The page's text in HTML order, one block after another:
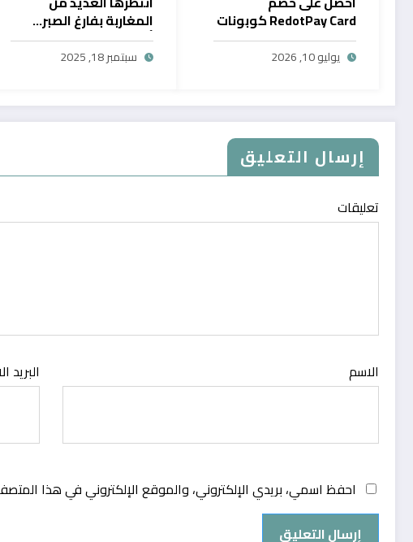
RedotPay Card كوبونات
حصرية
يوليو 10, 2026
المغاربة بفارغ الصبر…
أول خدمة رقمية تتيح
سحب الرصيد من بايبال
سبتمبر 18, 2025
إرسال التعليق
تعليقات
الاسم البريد
احفظ اسمي، بريدي الإلكتروني، والموقع الإلكتروني في هذا